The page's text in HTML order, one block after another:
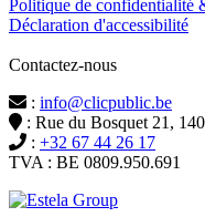
Politique de confidentialité
Déclaration d'accessibilité
Contactez-nous
: info@clicpublic.be
: Rue du Bosquet 21,
: +32 67 44 26 17
TVA : BE 0809.950.691